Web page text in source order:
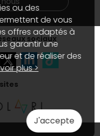
sociaux
ou des
de vous
offres adaptés à
garantir une
et de réaliser des
plus >
J'accepte